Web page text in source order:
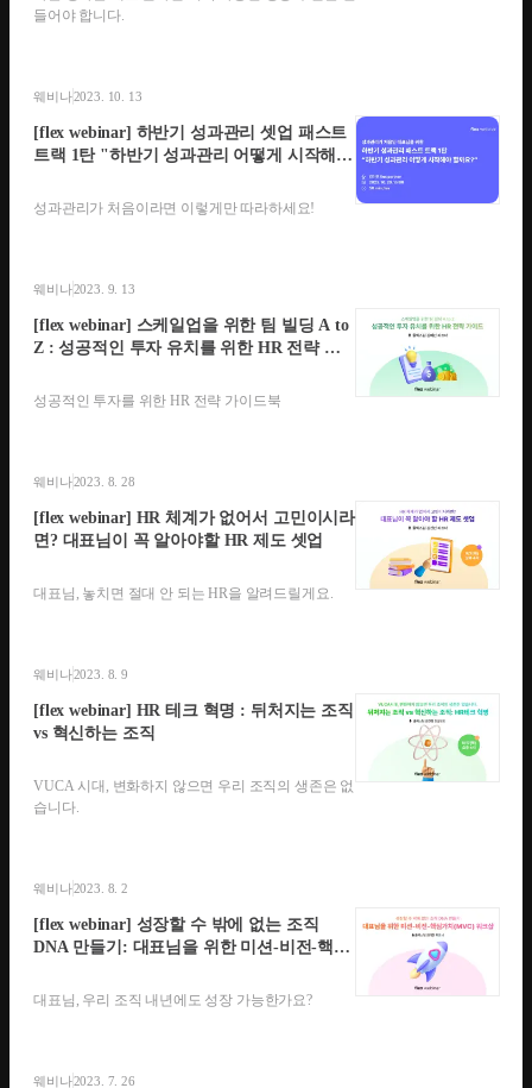
들어야 합니다.
웨비나2023. 10. 13
[flex webinar] 하반기 성과관리 셋업 패스트
트랙 1탄 "하반기 성과관리 어떻게 시작해야
성과관리가 처음이라면 이렇게만 따라하세요!
웨비나2023. 9. 13
[flex webinar] 스케일업을 위한 팀 빌딩 A to
Z : 성공적인 투자 유치를 위한 HR 전략 가
성공적인 투자를 위한 HR 전략 가이드북
웨비나2023. 8. 28
[flex webinar] HR 체계가 없어서 고민이시라
면? 대표님이 꼭 알아야할 HR 제도 셋업
대표님, 놓치면 절대 안 되는 HR을 알려드릴게요.
웨비나2023. 8. 9
[flex webinar] HR 테크 혁명 : 뒤처지는 조직
vs 혁신하는 조직
VUCA 시대, 변화하지 않으면 우리 조직의 생존은 없
습니다.
웨비나2023. 8. 2
[flex webinar] 성장할 수 밖에 없는 조직
DNA 만들기: 대표님을 위한 미션-비전-핵심
대표님, 우리 조직 내년에도 성장 가능한가요?
웨비나2023. 7. 26